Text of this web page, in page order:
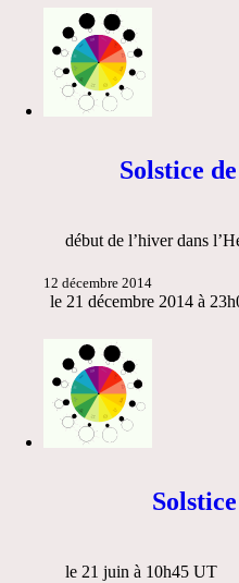
Solstice
début de l’hiver dans
12 décembre 2014
le 21 décembre 2014 à
le 21 juin à 10h45 UT